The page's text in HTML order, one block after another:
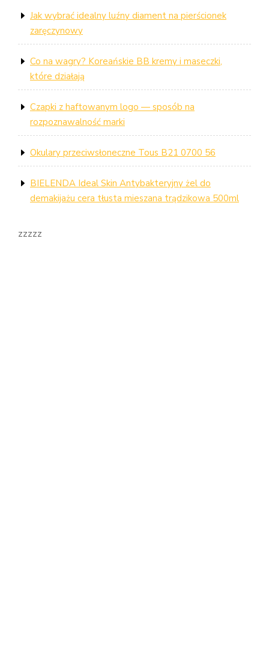
Jak wybrać idealny luźny diament na pierścionek
zaręczynowy
Co na wagry? Koreańskie BB kremy i maseczki,
które działają
Czapki z haftowanym logo — sposób na
rozpoznawalność marki
Okulary przeciwsłoneczne Tous B21 0700 56
BIELENDA Ideal Skin Antybakteryjny żel do
demakijażu cera tłusta mieszana trądzikowa 500ml
zzzzz